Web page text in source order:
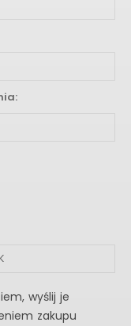
wyślij je
zakupu